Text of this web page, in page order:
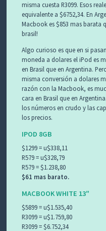
misma cuesta R3099. Esos
equivalente a $6752,34. En
Macbook es $853 mas barata
brasil!
Algo curioso es que en si
moneda a dolares el iPod es
en Brasil que en Argentina.
misma conversión a dolares
razón con la Macbook, es
cara en Brasil que en
los números en crudo y las
los precios.
IPOD 8GB
$1299 = u$338,11
R579 = u$328,79
R579 = $1.238,80
$61 mas barato.
MACBOOK WHITE 13″
$5899 = u$1.535,40
R3099 = u$1.759,80
R3099 = $6.752,34